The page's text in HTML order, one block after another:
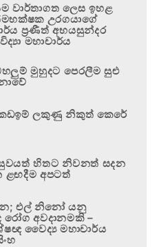
වාර්තාගත ලෙස ඉහළ
උරගයාගේ
ප්‍රණීත් අභයසුන්දර
මහාචාර්ය
මුහුදට පෙරලීම සුළු
කඩඉම් ලකුණු නිකුත් කෙරේ
හිතට නිවනත් සදන
ළඟදීම අපටත්
එල් නිනෝ යනු
රෝග අවදානමකි –
වෛද්‍ය මහාචාර්ය